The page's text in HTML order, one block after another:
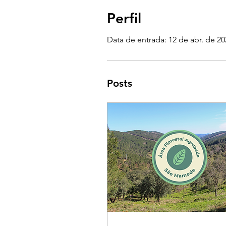
Perfil
Data de entrada: 12 de abr. de
Posts